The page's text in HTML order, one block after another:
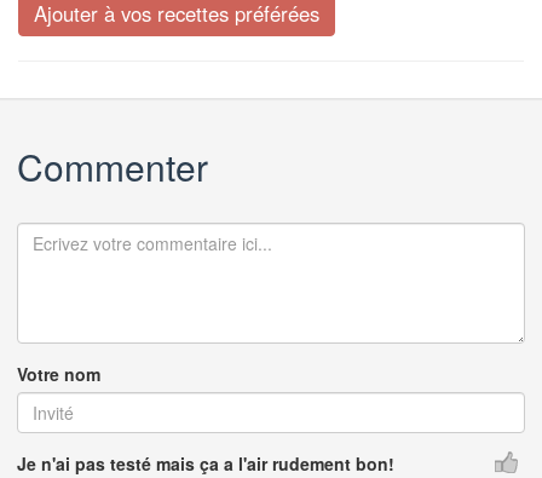
Commenter
Votre nom
Je n'ai pas testé mais ça a l'air rudement bon!